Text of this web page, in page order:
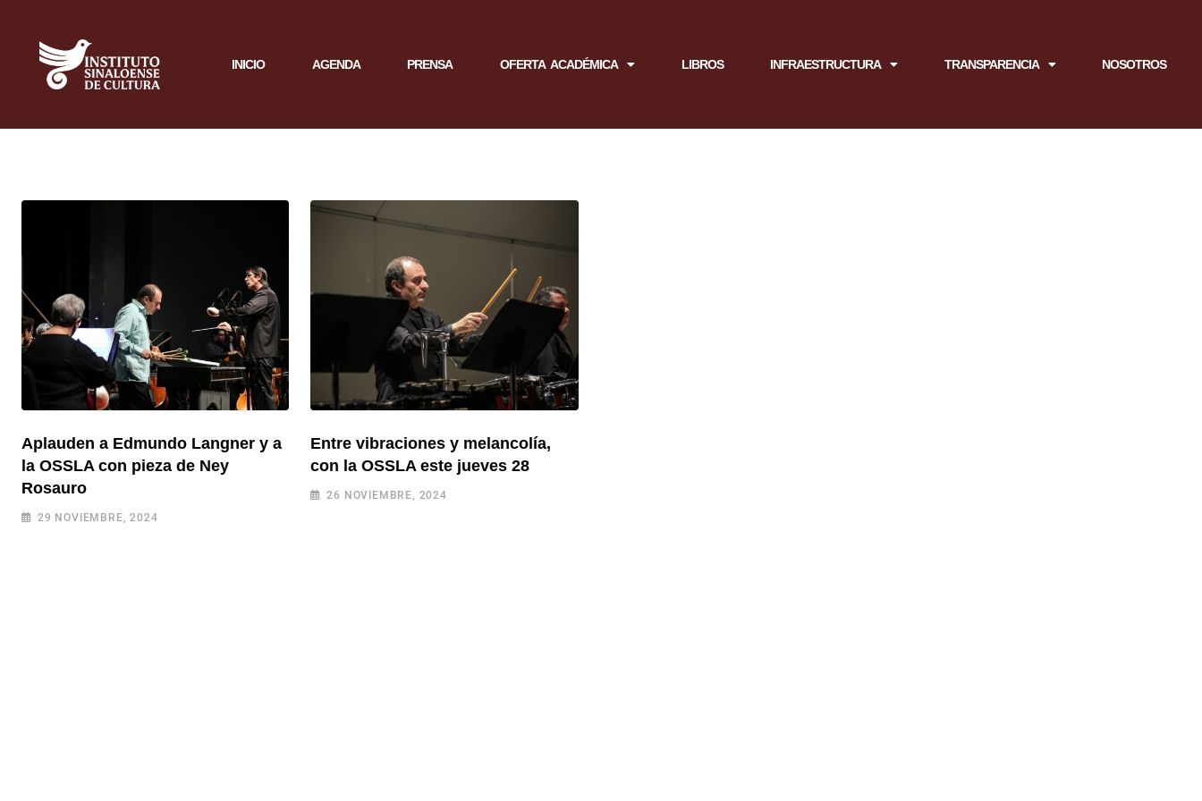
INICIO AGENDA PRENSA OFERTA ACADÉMICA LIBROS INFRAESTRUCTURA TRANSPARENCIA NOSOTROS
Aplauden a Edmundo Langner y a
la OSSLA con pieza de Ney
Rosauro
29 NOVIEMBRE, 2024
Entre vibraciones y melancolía,
con la OSSLA este jueves 28
26 NOVIEMBRE, 2024